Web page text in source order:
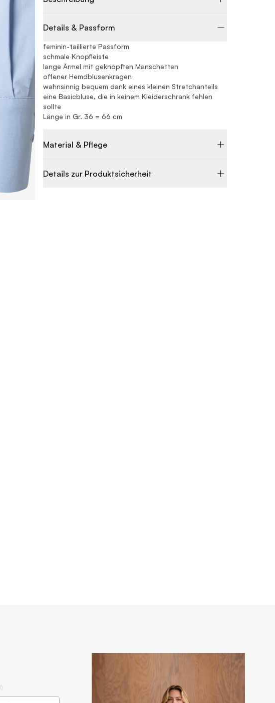
Details & Passform
feminin-taillierte Passform
schmale Knopfleiste
lange Ärmel mit geknöpften Manschetten
offener Hemdblusenkragen
wahnsinnig bequem dank eines kleinen Stretchanteils
eine Basicbluse, die in keinem Kleiderschrank fehlen
sollte
Länge in Gr. 36 = 66 cm
Material & Pflege
Details zur Produktsicherheit
)